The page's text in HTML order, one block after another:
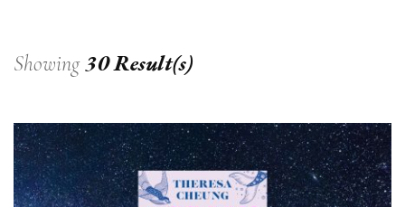
Showing30 Result(s)